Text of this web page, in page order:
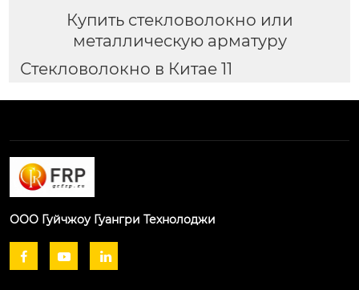
Купить стекловолокно или
металлическую арматуру
Стекловолокно в Китае 11
ООО Гуйчжоу Гуангри Технолоджи
  